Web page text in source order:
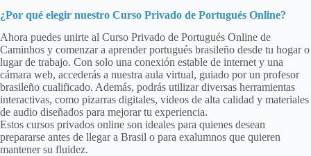
¿Por qué elegir nuestro Curso Privado de Portugués Online?
Ahora puedes unirte al Curso Privado de Portugués Online de
Caminhos y comenzar a aprender portugués brasileño desde tu hogar o
lugar de trabajo. Con solo una conexión estable de internet y una
cámara web, accederás a nuestra aula virtual, guiado por un profesor
brasileño cualificado. Además, podrás utilizar diversas herramientas
interactivas, como pizarras digitales, videos de alta calidad y materiales
de audio diseñados para mejorar tu experiencia.
Estos cursos privados online son ideales para quienes desean
prepararse antes de llegar a Brasil o para exalumnos que quieren
mantener su fluidez.